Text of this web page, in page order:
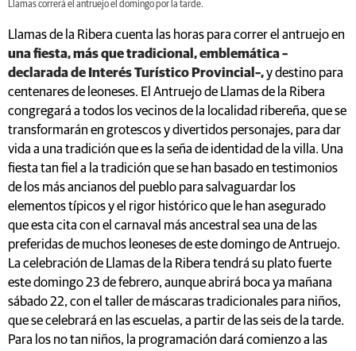
Llamas correrá el antruejo el domingo por la tarde.
Llamas de la Ribera cuenta las horas para correr el antruejo en
una fiesta, más que tradicional, emblemática –
declarada de Interés Turístico Provincial–,y destino para
centenares de leoneses. El Antruejo de Llamas de la Ribera
congregará a todos los vecinos de la localidad ribereña, que se
transformarán en grotescos y divertidos personajes, para dar
vida a una tradición que es la seña de identidad de la villa. Una
fiesta tan fiel a la tradición que se han basado en testimonios
de los más ancianos del pueblo para salvaguardar los
elementos típicos y el rigor histórico que le han asegurado
que esta cita con el carnaval más ancestral sea una de las
preferidas de muchos leoneses de este domingo de Antruejo.
La celebración de Llamas de la Ribera tendrá su plato fuerte
este domingo 23 de febrero, aunque abrirá boca ya mañana
sábado 22, con el taller de máscaras tradicionales para niños,
que se celebrará en las escuelas, a partir de las seis de la tarde.
Para los no tan niños, la programación dará comienzo a las